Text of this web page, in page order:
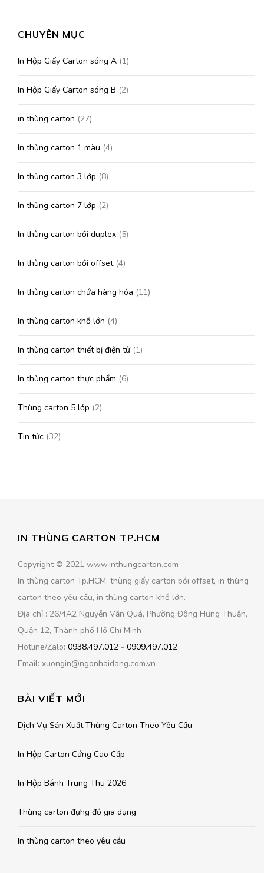
CHUYÊN MỤC
In Hộp Giấy Carton sóng A (1)
In Hộp Giấy Carton sóng B (2)
in thùng carton (27)
In thùng carton 1 màu (4)
In thùng carton 3 lớp (8)
In thùng carton 7 lớp (2)
In thùng carton bồi duplex (5)
In thùng carton bồi offset(4)
In thùng carton chứa hàng hóa (11)
In thùng carton khổ lớn (4)
In thùng carton thiết bị điện tử(1)
In thùng carton thực phẩm (6)
Thùng carton 5 lớp (2)
Tin tức (32)
IN THÙNG CARTON TP.HCM
Copyright © 2021 www.inthungcarton.com
In thùng carton Tp.HCM, thùng giấy carton bồi offset, in thùng
carton theo yêu cầu, in thùng carton khổ lớn.
Địa chỉ : 26/4A2 Nguyễn Văn Quá, Phường Đông Hưng Thuận,
Quận 12, Thành phố Hồ Chí Minh
Hotline/Zalo: 0938.497.012 - 0909.497.012
Email: xuongin@ngonhaidang.com.vn
BÀI VIẾT MỚI
Dịch Vụ Sản Xuất Thùng Carton Theo Yêu Cầu
In Hộp Carton Cứng Cao Cấp
In Hộp Bánh Trung Thu 2026
Thùng carton đựng đồ gia dụng
In thùng carton theo yêu cầu